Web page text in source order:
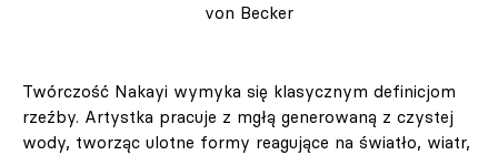
von Becker
Twórczość Nakayi wymyka się klasycznym definicjom
rzeźby. Artystka pracuje z mgłą generowaną z czystej
wody, tworząc ulotne formy reagujące na światło, wiatr,